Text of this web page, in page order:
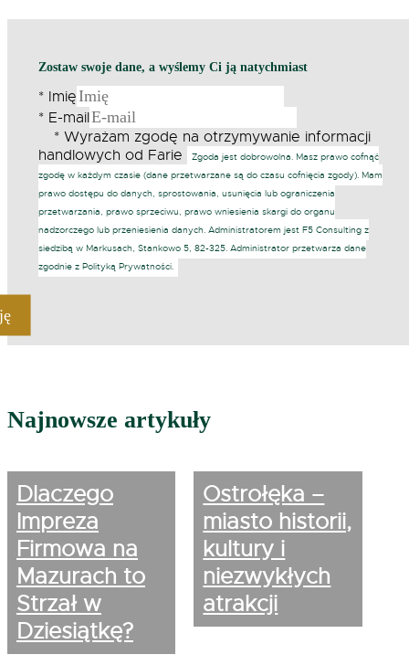
Zostaw swoje dane, a wyślemy Ci ją natychmiast
*Imię
*E-mail
*Wyrażam zgodę na otrzymywanie informacji
handlowych od Farie
Zgoda jest dobrowolna. Masz prawo cofnąć
zgodę w każdym czasie (dane przetwarzane są do czasu cofnięcia zgody). Mam
prawo dostępu do danych, sprostowania, usunięcia lub ograniczenia
przetwarzania, prawo sprzeciwu, prawo wniesienia skargi do organu
nadzorczego lub przeniesienia danych. Administratorem jest F5 Consulting z
siedzibą w Markusach, Stankowo 5, 82-325. Administrator przetwarza dane
zgodnie z Polityką Prywatności.
Najnowsze artykuły
Dlaczego
Impreza
Firmowa na
Mazurach to
Strzał w
Dziesiątkę?
Ostrołęka –
miasto historii,
kultury i
niezwykłych
atrakcji